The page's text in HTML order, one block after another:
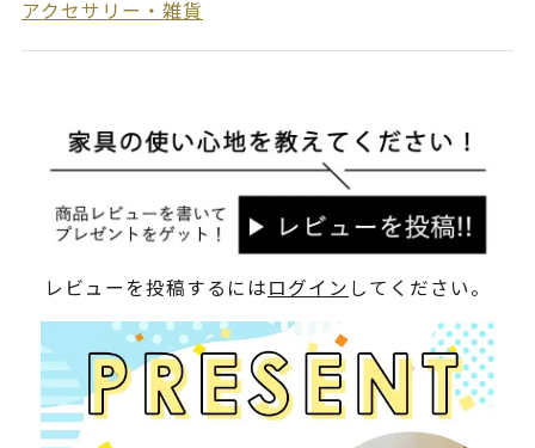
アクセサリー・雑貨
レビューを投稿するにはログイン してください。